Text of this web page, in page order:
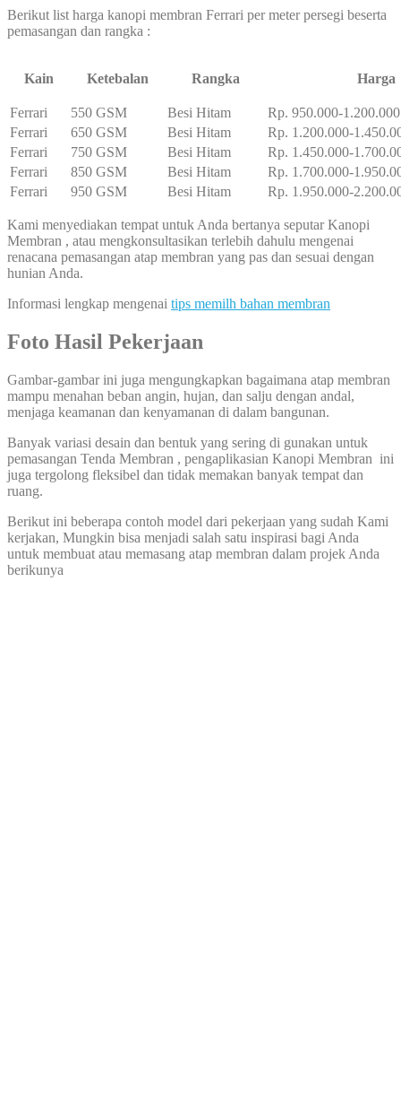
Berikut list harga kanopi membran Ferrari per meter persegi beserta
pemasangan dan rangka :
Kain Ketebalan Rangka Harga
Ferrari 550 GSM Besi Hitam
Rp. 950.000-1.200.000
Ferrari
650 GSM Besi Hitam
Rp. 1.200.000-
Ferrari
750 GSM Besi Hitam
Rp. 1.450.000-
Ferrari
850 GSM Besi Hitam
Rp. 1.700.000-
Ferrari
950 GSM Besi Hitam Rp. 1.950.000-
Kami menyediakan tempat untuk Anda bertanya seputar Kanopi
Membran , atau mengkonsultasikan terlebih dahulu mengenai
renacana pemasangan atap membran yang pas dan sesuai dengan
hunian Anda.
Informasi lengkap mengenai tips memilh bahan membran
Foto Hasil Pekerjaan
Gambar-gambar ini juga mengungkapkan bagaimana atap membran
mampu menahan beban angin, hujan, dan salju dengan andal,
menjaga keamanan dan kenyamanan di dalam bangunan.
Banyak variasi desain dan bentuk yang sering di gunakan untuk
pemasangan Tenda Membran , pengaplikasian Kanopi Membran ini
juga tergolong fleksibel dan tidak memakan banyak tempat dan
ruang.
Berikut ini beberapa contoh model dari pekerjaan yang sudah Kami
kerjakan, Mungkin bisa menjadi salah satu inspirasi bagi Anda
untuk membuat atau memasang atap membran dalam projek Anda
berikunya